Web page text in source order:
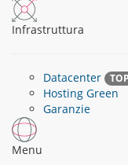
Infrastruttura
Datacenter TOP
Hosting Green
Garanzie
Menu